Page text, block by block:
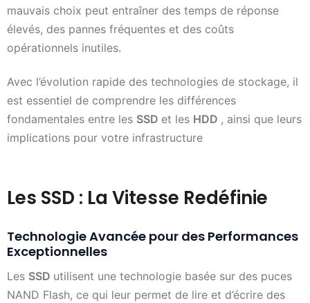
mauvais choix peut entraîner des temps de réponse
élevés, des pannes fréquentes et des coûts
opérationnels inutiles.
Avec l’évolution rapide des technologies de stockage, il
est essentiel de comprendre les différences
fondamentales entre les SSD et les HDD , ainsi que leurs
implications pour votre infrastructure
Les SSD : La Vitesse Redéfinie
Technologie Avancée pour des Performances
Exceptionnelles
Les SSD utilisent une technologie basée sur des puces
NAND Flash, ce qui leur permet de lire et d’écrire des